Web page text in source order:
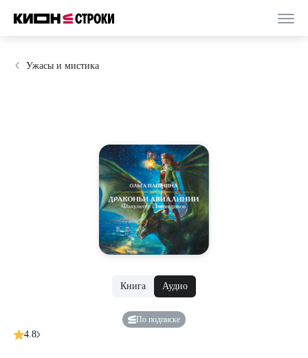
Ужасы и мистика
Книга Аудио
По подписке
4.8